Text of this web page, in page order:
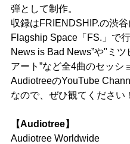
弾として制作。
収録はFRIENDSHIP.の渋谷
Flagship Space「FS.」で
News is Bad News”や"ミツ
アート”など全4曲のセッシ
AudiotreeのYouTube
なので、ぜひ観てください！
【Audiotree】
Audiotree Worldwide